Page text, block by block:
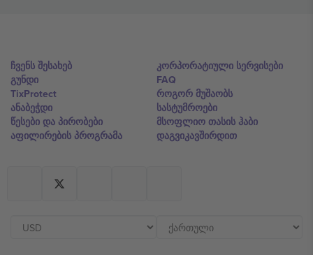
ჩვენს შესახებ
გუნდი
TixProtect
ანაბეჭდი
წესები და პირობები
აფილირების პროგრამა
კორპორატიული სერვისები
FAQ
როგორ მუშაობს
სასტუმროები
მსოფლიო თასის ჰაბი
დაგვიკავშირდით